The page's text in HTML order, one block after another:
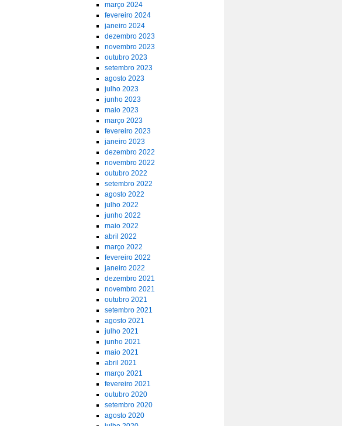
março 2024
fevereiro 2024
janeiro 2024
dezembro 2023
novembro 2023
outubro 2023
setembro 2023
agosto 2023
julho 2023
junho 2023
maio 2023
março 2023
fevereiro 2023
janeiro 2023
dezembro 2022
novembro 2022
outubro 2022
setembro 2022
agosto 2022
julho 2022
junho 2022
maio 2022
abril 2022
março 2022
fevereiro 2022
janeiro 2022
dezembro 2021
novembro 2021
outubro 2021
setembro 2021
agosto 2021
julho 2021
junho 2021
maio 2021
abril 2021
março 2021
fevereiro 2021
outubro 2020
setembro 2020
agosto 2020